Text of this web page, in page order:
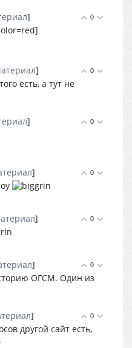
0
]
0
]
есть, а тут не
0
]
0
]
0
]
0
]
ОГСМ. Один из
0
]
другой сайт есть,